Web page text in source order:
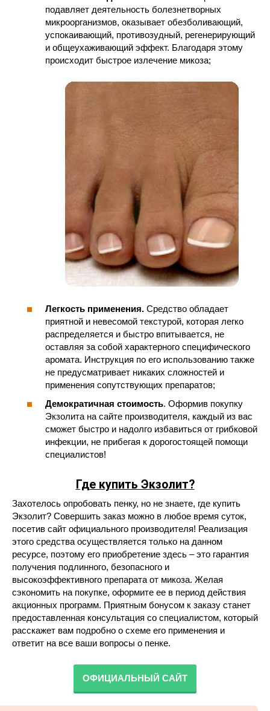
подавляет деятельность болезнетворных
микроорганизмов, оказывает обезболивающий,
успокаивающий, противозудный, регенерирующий
и общеухаживающий эффект. Благодаря этому
происходит быстрое излечение микоза;
Легкость применения. Средство обладает
приятной и невесомой текстурой, которая легко
распределяется и быстро впитывается, не
оставляя за собой характерного специфического
аромата. Инструкция по его использованию также
не предусматривает никаких сложностей и
применения сопутствующих препаратов;
Демократичная стоимость. Оформив покупку
Экзолита на сайте производителя, каждый из вас
сможет быстро и надолго избавиться от грибковой
инфекции, не прибегая к дорогостоящей помощи
специалистов!
Где купить Экзолит?
Захотелось опробовать пенку, но не знаете, где купить
Экзолит? Совершить заказ можно в любое время суток,
посетив сайт официального производителя! Реализация
этого средства осуществляется только на данном
ресурсе, поэтому его приобретение здесь – это гарантия
получения подлинного, безопасного и
высокоэффективного препарата от микоза. Желая
сэкономить на покупке, оформите ее в период действия
акционных программ. Приятным бонусом к заказу станет
предоставленная консультация со специалистом, который
расскажет вам подробно о схеме его применения и
ответит на все ваши вопросы о пенке.
ОФИЦИАЛЬНЫЙ САЙТ